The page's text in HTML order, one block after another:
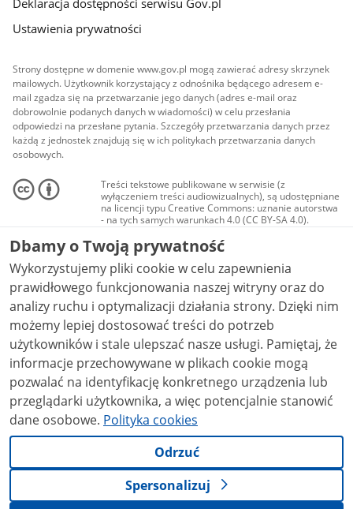
Ustawienia prywatności
Strony dostępne w domenie www.gov.pl mogą zawierać adresy skrzynek
mailowych. Użytkownik korzystający z odnośnika będącego adresem e-
mail zgadza się na przetwarzanie jego danych (adres e-mail oraz
dobrowolnie podanych danych w wiadomości) w celu przesłania
odpowiedzi na przesłane pytania. Szczegóły przetwarzania danych przez
każdą z jednostek znajdują się w ich politykach przetwarzania danych
osobowych.
Treści tekstowe publikowane w serwisie (z
wyłączeniem treści audiowizualnych), są udostępniane
na licencji typu Creative Commons: uznanie autorstwa
- na tych samych warunkach 4.0 (CC BY-SA 4.0).
Materiały audiowizualne, w tym zdjęcia, materiały
audio i wideo, są udostępniane na licencji typu
Creative Commons: uznanie autorstwa użycie
niekomercyjne - bez utworów zależnych 4.0 (CC BY-
NC-ND 4.0), o ile nie jest to stwierdzone inaczej.
Dbamy o Twoją prywatność
Wykorzystujemy pliki cookie w celu zapewnienia
prawidłowego funkcjonowania naszej witryny oraz do
analizy ruchu i optymalizacji działania strony. Dzięki nim
możemy lepiej dostosować treści do potrzeb
użytkowników i stale ulepszać nasze usługi. Pamiętaj, że
informacje przechowywane w plikach cookie mogą
pozwalać na identyfikację konkretnego urządzenia lub
przeglądarki użytkownika, a więc potencjalnie stanowić
dane osobowe. Polityka cookies
Odrzuć
Spersonalizuj